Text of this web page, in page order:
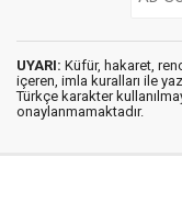
UYARI: Küfür, hakaret,
içeren, imla kuralları ile
Türkçe karakter
onaylanmamaktadır.